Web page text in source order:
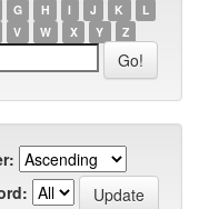
G H I J K
L
V W X Y Z